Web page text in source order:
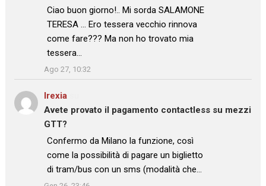
: “
Ciao buon giorno!.. Mi sorda SALAMONE
TERESA … Ero tessera vecchio rinnova
come fare??? Ma non ho trovato mia
tessera…
”
Ago 27, 10:32
Irexia
Avete provato il pagamento contactless su mezzi
GTT?
: “
Confermo da Milano la funzione, così
come la possibilità di pagare un biglietto
di tram/bus con un sms (modalità che…
”